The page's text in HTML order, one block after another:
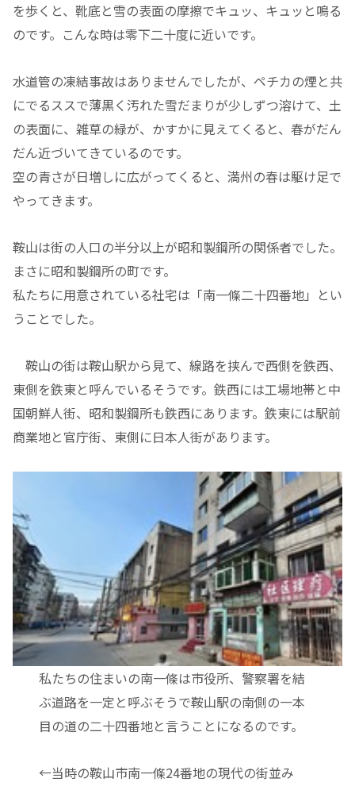
を歩くと、靴底と雪の表面の摩擦でキュッ、キュッと鳴る
のです。こんな時は零下二十度に近いです。
水道管の凍結事故はありませんでしたが、ペチカの煙と共
にでるススで薄黒く汚れた雪だまりが少しずつ溶けて、土
の表面に、雑草の緑が、かすかに見えてくると、春がだん
だん近づいてきているのです。
空の青さが日増しに広がってくると、満州の春は駆け足で
やってきます。
鞍山は街の人口の半分以上が昭和製鋼所の関係者でした。
まさに昭和製鋼所の町です。
私たちに用意されている社宅は「南一條二十四番地」とい
うことでした。
鞍山の街は鞍山駅から見て、線路を挟んで西側を鉄西、
東側を鉄東と呼んでいるそうです。鉄西には工場地帯と中
国朝鮮人街、昭和製鋼所も鉄西にあります。鉄東には駅前
商業地と官庁街、東側に日本人街があります。
私たちの住まいの南一條は市役所、警察署を結
ぶ道路を一定と呼ぶそうで鞍山駅の南側の一本
目の道の二十四番地と言うことになるのです。
←当時の鞍山市南一條24番地の現代の街並み